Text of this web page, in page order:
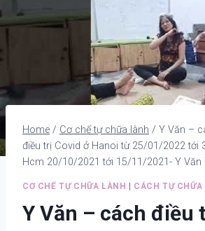
Home / Cơ chế tự chữa lành / Y Văn –
điều trị Covid ở Hanoi từ 25/01/2022 tới
Hcm 20/10/2021 tới 15/11/2021- Y Văn
CƠ CHẾ TỰ CHỮA LÀNH CÁCH TỰ CHỮA
Y Văn – cách điều